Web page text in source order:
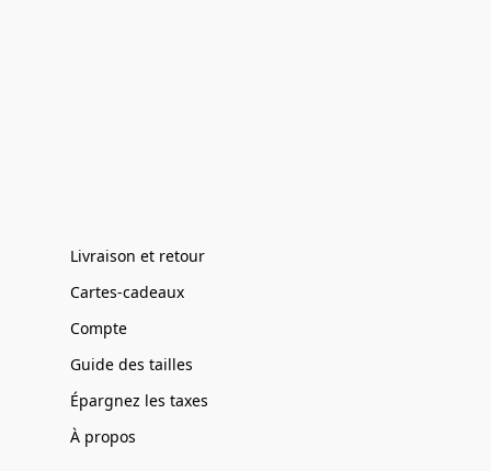
Livraison et retour
Cartes-cadeaux
Compte
Guide des tailles
Épargnez les taxes
À propos